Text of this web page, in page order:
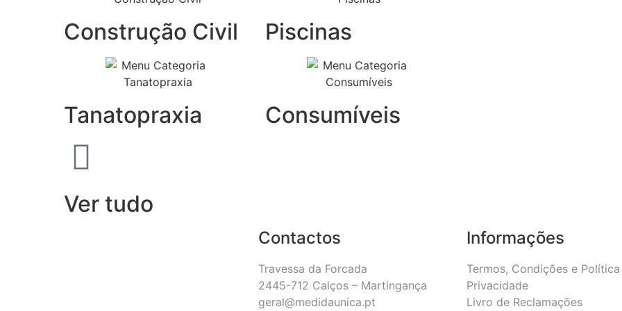
Construção Civil Piscinas
Tanatopraxia Consumíveis
Ver tudo
Contactos
Travessa da Forcada
2445-712 Calços – Martingança
geral@medidaunica.pt
Informações
Termos, Condições e
Privacidade
Livro de Reclamações